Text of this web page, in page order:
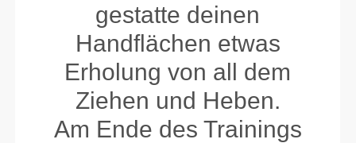
gestatte deinen
Handflächen etwas
Erholung von all dem
Ziehen und Heben.
Am Ende des Trainings